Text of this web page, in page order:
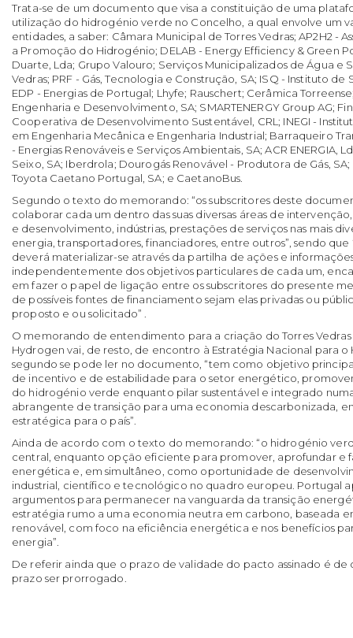
Trata-se de um documento que visa a constituição de uma
utilização do hidrogénio verde no Concelho, a qual envolve um
entidades, a saber: Câmara Municipal de Torres Vedras; AP2H2 -
a Promoção do Hidrogénio; DELAB - Energy Efficiency & Green
Duarte, Lda; Grupo Valouro; Serviços Municipalizados de Água e
Vedras; PRF - Gás, Tecnologia e Construção, SA; ISQ - Instituto
EDP - Energias de Portugal; Lhyfe; Rauschert; Cerâmica
Engenharia e Desenvolvimento, SA; SMARTENERGY Group AG;
Cooperativa de Desenvolvimento Sustentável, CRL; INEGI -
em Engenharia Mecânica e Engenharia Industrial; Barraqueiro
- Energias Renováveis e Serviços Ambientais, SA; ACR ENERGIA,
Seixo, SA; Iberdrola; Dourogás Renovável - Produtora de Gás,
Toyota Caetano Portugal, SA; e CaetanoBus.
Segundo o texto do memorando: “os subscritores deste
colaborar cada um dentro das suas diversas áreas de
e desenvolvimento, indústrias, prestações de serviços nas mais
energia, transportadores, financiadores, entre outros”, sendo
deverá materializar-se através da partilha de ações e
independentemente dos objetivos particulares de cada um,
em fazer o papel de ligação entre os subscritores do presente
de possíveis fontes de financiamento sejam elas privadas ou
proposto e ou solicitado” .
O memorando de entendimento para a criação do Torres Vedras
Hydrogen vai, de resto, de encontro à Estratégia Nacional para o
segundo se pode ler no documento, “tem como objetivo
de incentivo e de estabilidade para o setor energético,
do hidrogénio verde enquanto pilar sustentável e integrado
abrangente de transição para uma economia descarbonizada,
estratégica para o país”.
Ainda de acordo com o texto do memorando: “o hidrogénio
central, enquanto opção eficiente para promover, aprofundar e
energética e, em simultâneo, como oportunidade de
industrial, científico e tecnológico no quadro europeu. Portugal
argumentos para permanecer na vanguarda da transição
estratégia rumo a uma economia neutra em carbono, baseada
renovável, com foco na eficiência energética e nos benefícios
energia”.
De referir ainda que o prazo de validade do pacto assinado é de
prazo ser prorrogado.